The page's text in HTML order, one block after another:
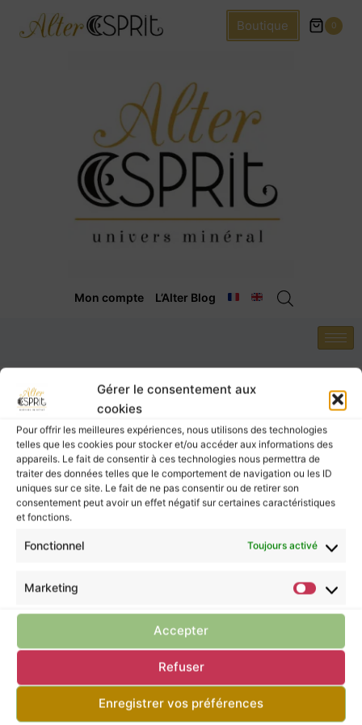
Gérer le consentement aux
cookies
Pour offrir les meilleures expériences, nous utilisons des technologies
telles que les cookies pour stocker et/ou accéder aux informations des
appareils. Le fait de consentir à ces technologies nous permettra de
traiter des données telles que le comportement de navigation ou les ID
uniques sur ce site. Le fait de ne pas consentir ou de retirer son
consentement peut avoir un effet négatif sur certaines caractéristiques
et fonctions.
Fonctionnel Toujours activé
Marketing
Accepter
Refuser
Enregistrer vos préférences
Boutique 0
Mon compte L’Alter Blog